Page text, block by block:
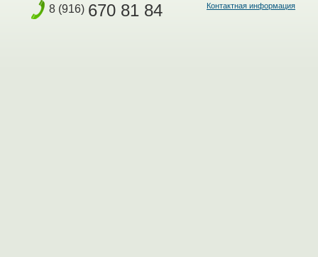
8 (916) 670 81 84
Контактная информация